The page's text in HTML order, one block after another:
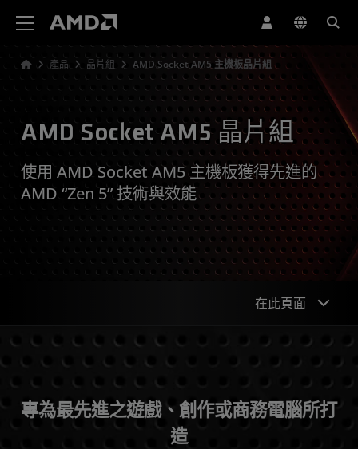
產品 晶片組 AMD Socket AM5 主機板晶片組
AMD Socket AM5 晶片組
使用 AMD Socket AM5 主機板獲得先進的
AMD “Zen 5” 技術與效能
在此頁面
主機板
專為最先進之遊戲、創作或商務電腦所打
造